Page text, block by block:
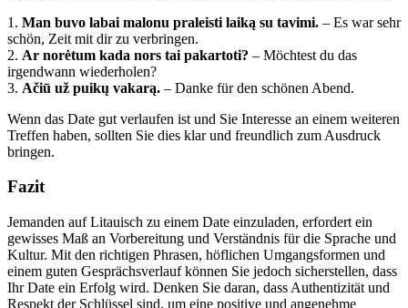
1. Man buvo labai malonu praleisti laiką su tavimi. – Es war sehr
schön, Zeit mit dir zu verbringen.
2. Ar norėtum kada nors tai pakartoti? – Möchtest du das
irgendwann wiederholen?
3. Ačiū už puikų vakarą. – Danke für den schönen Abend.
Wenn das Date gut verlaufen ist und Sie Interesse an einem weiteren
Treffen haben, sollten Sie dies klar und freundlich zum Ausdruck
bringen.
Fazit
Jemanden auf Litauisch zu einem Date einzuladen, erfordert ein
gewisses Maß an Vorbereitung und Verständnis für die Sprache und
Kultur. Mit den richtigen Phrasen, höflichen Umgangsformen und
einem guten Gesprächsverlauf können Sie jedoch sicherstellen, dass
Ihr Date ein Erfolg wird. Denken Sie daran, dass Authentizität und
Respekt der Schlüssel sind, um eine positive und angenehme